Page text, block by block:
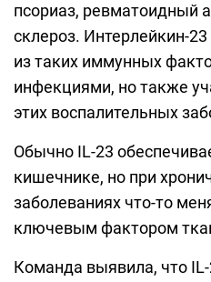
псориаз, ревматоидный
склероз. Интерлейкин-
из таких иммунных
инфекциями, но также
этих воспалительных
Обычно IL-23
кишечнике, но при
заболеваниях что-то
ключевым фактором
Команда выявила, что IL-